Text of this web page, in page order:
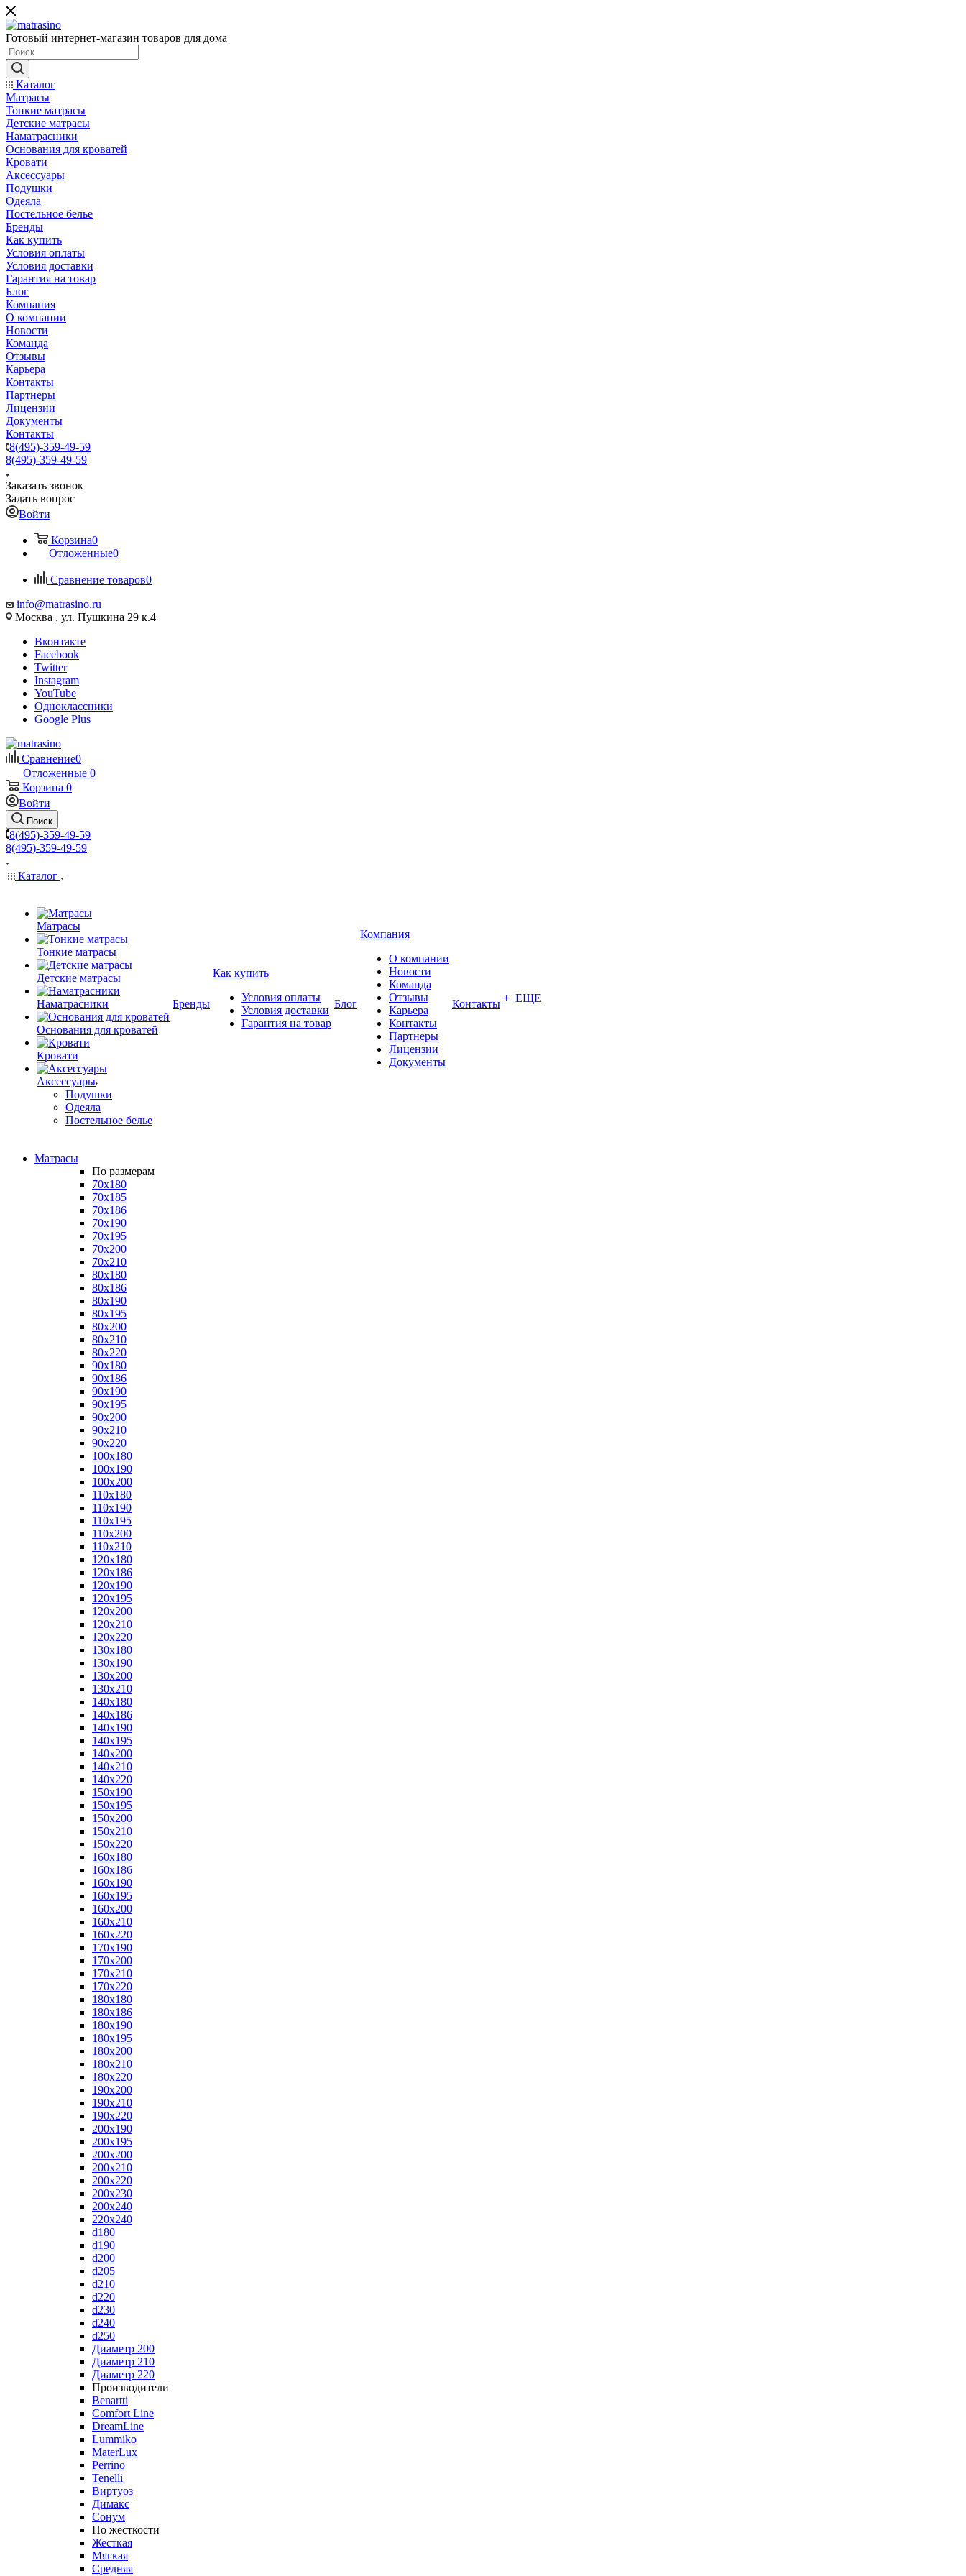
Готовый интернет-магазин товаров для дома
Каталог
Матрасы
Тонкие матрасы
Детские матрасы
Наматрасники
Основания для кроватей
Кровати
Аксессуары
Подушки
Одеяла
Постельное белье
Бренды
Как купить
Условия оплаты
Условия доставки
Гарантия на товар
Блог
Компания
О компании
Новости
Команда
Отзывы
Карьера
Контакты
Партнеры
Лицензии
Документы
Контакты
8(495)-359-49-59
8(495)-359-49-59
Заказать звонок
Задать вопрос
Войти
Корзина0
Отложенные0
Сравнение товаров0
info@matrasino.ru
Москва , ул. Пушкина 29 к.4
Вконтакте
Facebook
Twitter
Instagram
YouTube
Одноклассники
Google Plus
Сравнение0
Отложенные 0
Корзина 0
Войти
Поиск
8(495)-359-49-59
8(495)-359-49-59
Каталог
Матрасы
Тонкие матрасы
Детские матрасы
Наматрасники
Основания для кроватей
Кровати
Аксессуары
Подушки
Одеяла
Постельное белье
Бренды
Как купить
Условия оплаты
Условия доставки
Гарантия на товар
Блог
Компания
О компании
Новости
Команда
Отзывы
Карьера
Контакты
Партнеры
Лицензии
Документы
Контакты + ЕЩЕ
Матрасы
По размерам
70x180
70x185
70x186
70x190
70x195
70x200
70x210
80x180
80x186
80x190
80x195
80x200
80x210
80x220
90x180
90x186
90x190
90x195
90x200
90x210
90x220
100x180
100x190
100x200
110x180
110x190
110x195
110x200
110x210
120x180
120x186
120x190
120x195
120x200
120x210
120x220
130x180
130x190
130x200
130x210
140x180
140x186
140x190
140x195
140x200
140x210
140x220
150x190
150x195
150x200
150x210
150x220
160x180
160x186
160x190
160x195
160x200
160x210
160x220
170x190
170x200
170x210
170x220
180x180
180x186
180x190
180x195
180x200
180x210
180x220
190x200
190x210
190x220
200x190
200x195
200x200
200x210
200x220
200x230
200x240
220x240
d180
d190
d200
d205
d210
d220
d230
d240
d250
Диаметр 200
Диаметр 210
Диаметр 220
Производители
Benartti
Comfort Line
DreamLine
Lummiko
MaterLux
Perrino
Tenelli
Виртуоз
Димакс
Сонум
По жесткости
Жесткая
Мягкая
Средняя